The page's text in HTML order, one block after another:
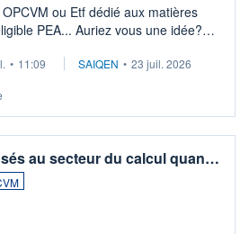
ou Etf dédié aux matières
PEA... Auriez vous une idée?
• 11:09 SAIQEN • 23 juil. 2026
au secteur du calcul quan…